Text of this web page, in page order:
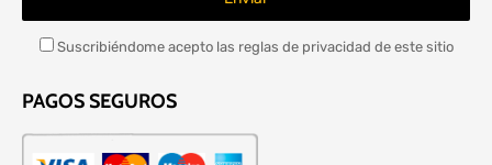
Suscribiéndome acepto las reglas de privacidad de este sitio
PAGOS SEGUROS